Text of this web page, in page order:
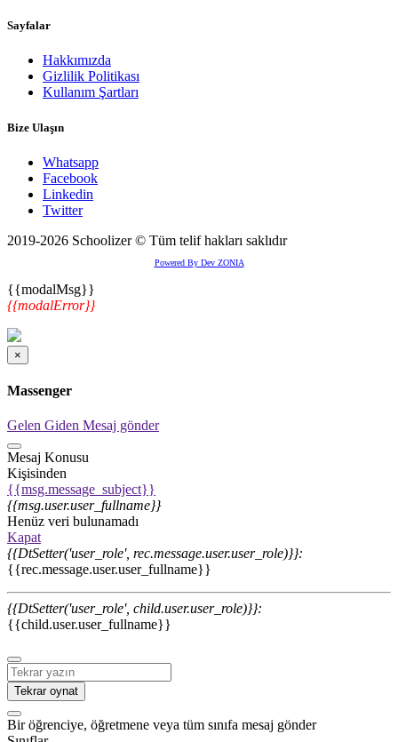
Sayfalar
Hakkımızda
Gizlilik Politikası
Kullanım Şartları
Bize Ulaşın
Whatsapp
Facebook
Linkedin
Twitter
2019-2026 Schoolizer © Tüm telif hakları saklıdır
Powered By Dev ZONIA
{{modalMsg}}
{{modalError}}
×
Massenger
Gelen Giden Mesaj gönder
Mesaj Konusu
Kişisinden
{{msg.message_subject}}
{{msg.user.user_fullname}}
Henüz veri bulunamadı
Kapat
{{DtSetter('user_role', rec.message.user.user_role)}}:
{{rec.message.user.user_fullname}}
{{DtSetter('user_role', child.user.user_role)}}:
{{child.user.user_fullname}}
Tekrar oynat
Bir öğrenciye, öğretmene veya tüm sınıfa mesaj gönder